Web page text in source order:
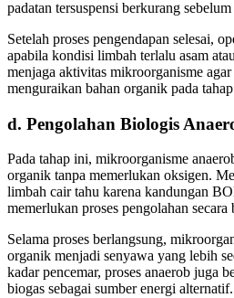
padatan tersuspensi berkurang
Setelah proses pengendapan selesai,
apabila kondisi limbah terlalu asam
menjaga aktivitas mikroorganisme
menguraikan bahan organik pada
d. Pengolahan Biologis
Pada tahap ini, mikroorganisme
organik tanpa memerlukan oksigen.
limbah cair tahu karena kandungan
memerlukan proses pengolahan secara
Selama proses berlangsung,
organik menjadi senyawa yang lebih
kadar pencemar, proses anaerob juga
biogas sebagai sumber energi alternatif.